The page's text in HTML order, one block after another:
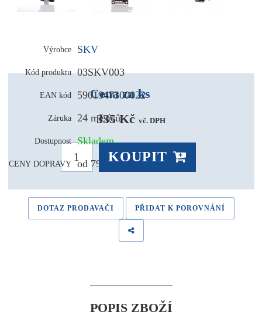
Výrobce SKV
Kód produktu 03SKV003
EAN kód 5901947300022
Záruka 24 měsíců
Dostupnost Skladem
CENY DOPRAVY od 79,- Kč
Cena za ks
335 Kč vč. DPH
KOUPIT
DOTAZ PRODAVAČI PŘIDAT K POROVNÁNÍ
POPIS ZBOŽÍ